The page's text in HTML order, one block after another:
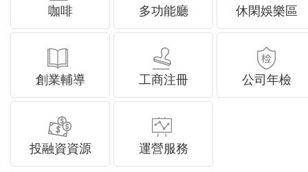
咖啡 多功能廳 休閑娛樂區
創業輔導 工商注冊 公司年檢
投融資資源 運營服務